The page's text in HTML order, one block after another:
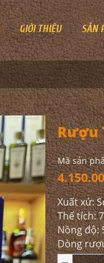
GIỚI THIỆU SẢN
Rượu
Mã sản
Xuất xứ:
Thể tích:
Nồng độ:
Dòng